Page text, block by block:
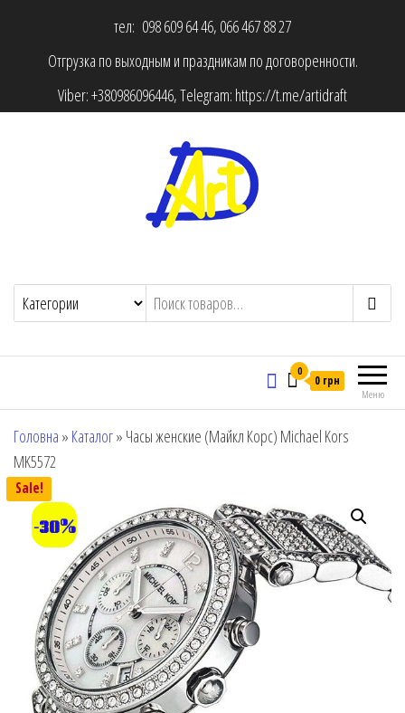
тел: 098 609 64 46, 066 467 88 27
Отгрузка по выходным и праздникам по договоренности.
Viber:+380986096446, Telegram: https://t.me/artidraft
Меню
0
0 грн
Головна » Каталог» Часы женские (Майкл Корс) Michael Kors
MK5572
Sale!
-30%